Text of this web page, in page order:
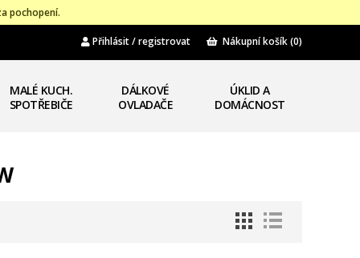
pochopení.
Přihlásit / registrovat Nákupní košík(0)
MALÉ KUCH.
SPOTŘEBIČE
DÁLKOVÉ
OVLADAČE
ÚKLID A
DOMÁCNOST